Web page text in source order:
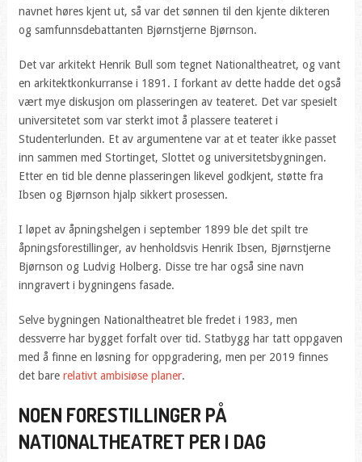
navnet høres kjent ut, så var det sønnen til den kjente dikteren
og samfunnsdebattanten Bjørnstjerne Bjørnson.
Det var arkitekt Henrik Bull som tegnet Nationaltheatret, og vant
en arkitektkonkurranse i 1891. I forkant av dette hadde det også
vært mye diskusjon om plasseringen av teateret. Det var spesielt
universitetet som var sterkt imot å plassere teateret i
Studenterlunden. Et av argumentene var at et teater ikke passet
inn sammen med Stortinget, Slottet og universitetsbygningen.
Etter en tid ble denne plasseringen likevel godkjent, støtte fra
Ibsen og Bjørnson hjalp sikkert prosessen.
I løpet av åpningshelgen i september 1899 ble det spilt tre
åpningsforestillinger, av henholdsvis Henrik Ibsen, Bjørnstjerne
Bjørnson og Ludvig Holberg. Disse tre har også sine navn
inngravert i bygningens fasade.
Selve bygningen Nationaltheatret ble fredet i 1983, men
dessverre har bygget forfalt over tid. Statbygg har tatt oppgaven
med å finne en løsning for oppgradering, men per 2019 finnes
det bare relativt ambisiøse planer.
NOEN FORESTILLINGER PÅ
NATIONALTHEATRET PER I DAG